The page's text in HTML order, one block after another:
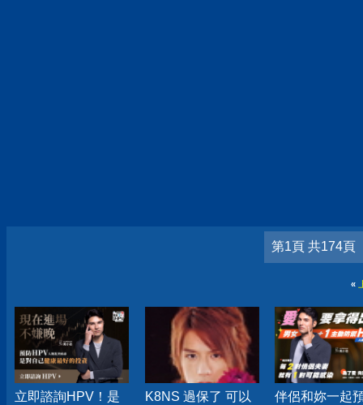
第1頁 共174頁
«
立即諮詢HPV！是
K8NS 過保了 可以
伴侶和妳一起